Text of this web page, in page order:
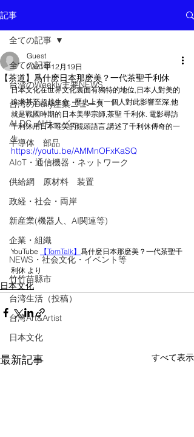
記事
全ての記事
台湾のWeekly主要NEWS
台湾のDaily産業ニュース
AI DC, AIサーバー
半導体 部品
AIoT・通信機器・ネットワーク
供給網 原材料 装置
政経・社会・両岸
新産業(機器人、AI関連等)
企業・組織
NEWS・社会文化・イベント等
竹竹苗縣市
台湾生活（投稿）
台湾Art&Artist
日本文化
全ての記事
【茶道】爲什麽日本那麽美？一代茶聖千利休
Guest
2021年12月19日
日本文化在世界文化裏面有獨特的地位,日本人對美的
追求甚至超越生命.  歷史上有一個人對此影響至深,他
就是戰國時期的日本美學宗師,茶聖 千利休. 電影尋訪
千利休用日本唯美的鏡頭語言,講述了千利休傳奇的一
生.
https://youtu.be/AMMnOFxKaSQ
YouTube 【TomTalk】 爲什麽日本那麽美？一代茶聖千
利休 より
日本文化
最新記事 すべて表示